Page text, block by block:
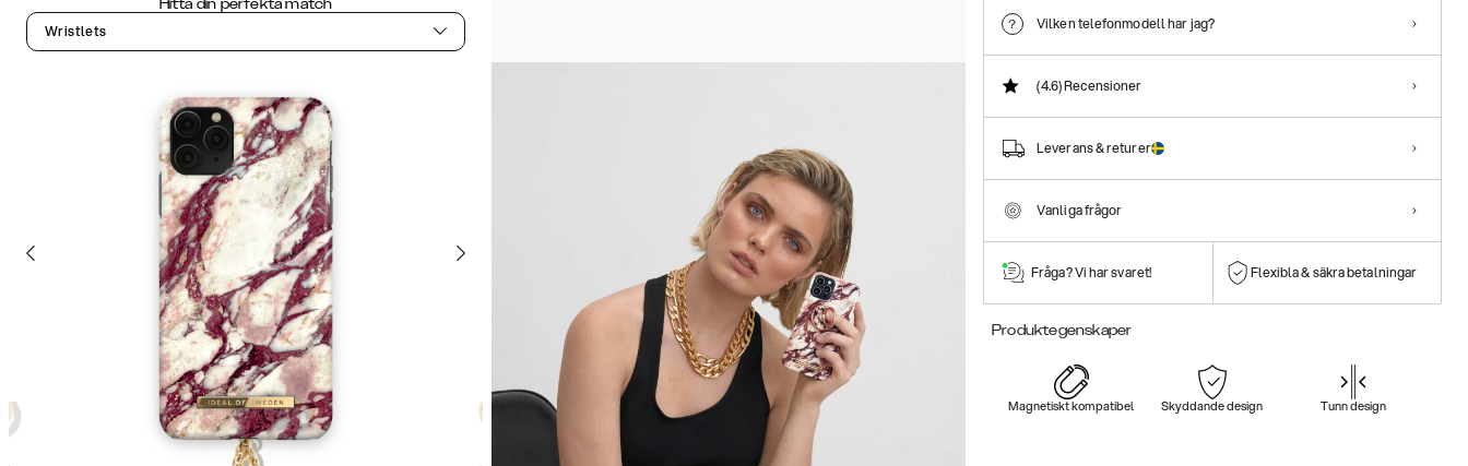
Hitta din perfekta match
Wristlets Vilken telefonmodell har jag?
(4.6)Recensioner
Leverans & returer
Vanliga frågor
Fråga? Vi har svaret! Flexibla & säkra betalningar
Produktegenskaper
Magnetiskt kompatibel Skyddande design Tunn design